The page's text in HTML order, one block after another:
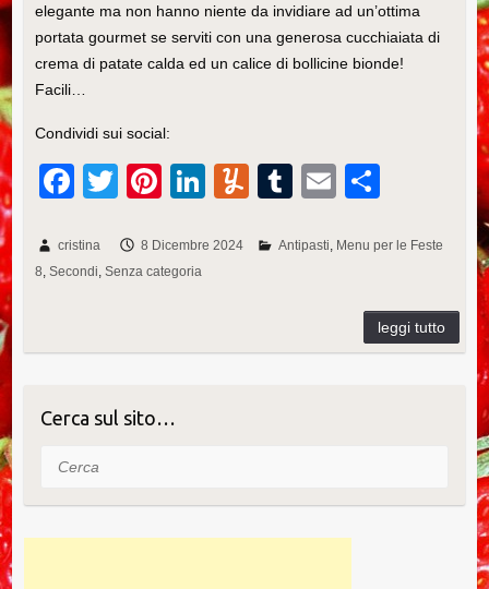
elegante ma non hanno niente da invidiare ad un’ottima
portata gourmet se serviti con una generosa cucchiaiata di
crema di patate calda ed un calice di bollicine bionde!
Facili…
Condividi sui social:
F
c
e
o
k
T
tt
er
Pi
er
e
Li
k
n
Y
m
T
m
E
ail n
vi
di
cristina 8 Dicembre 2024 Antipasti
Menu per le Feste
8 Secondi Senza categoria
Cerca sul sito…
Cerca